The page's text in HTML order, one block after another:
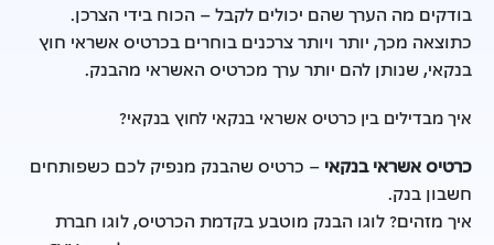
בודקים מה הערך שהם יכולים לקבל – הכוח בידי הצרכן.
כתוצאה מכך, יותר ויותר צרכנים בוחרים בכרטיס אשראי חוץ
בנקאי, שנותן להם יותר ערך מכרטיס האשראי מהבנק.
איך מבדילים בין כרטיס אשראי בנקאי לחוץ בנקאי?
כרטיס אשראי בנקאי – כרטיס שהבנק מנפיק לכם כשפותחים
חשבון בנק.
איך מזהים? לוגו הבנק מוטבע בקדמת הכרטיס, לוגו חברת